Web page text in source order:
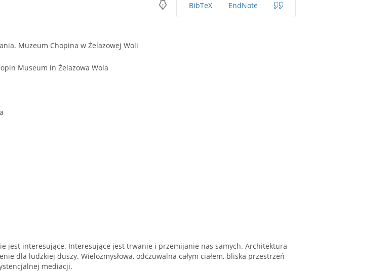
BibTeX EndNote
Muzeum Chopina w Żelazowej Woli
Museum in Żelazowa Wola
jest interesujące. Interesujące jest trwanie i przemijanie nas samych. Architektura
dla ludzkiej duszy. Wielozmysłowa, odczuwalna całym ciałem, bliska przestrzeń
mediacji.